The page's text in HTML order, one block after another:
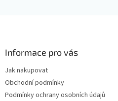
Informace pro vás
Jak nakupovat
Obchodní podmínky
Podmínky ochrany osobních údajů